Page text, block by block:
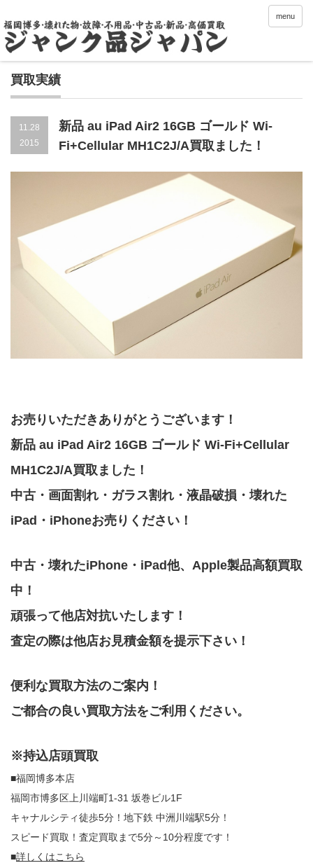
menu
買取実績
11.28
2015
新品 au iPad Air2 16GB ゴールド Wi-
Fi+Cellular MH1C2J/A買取ました！
お売りいただきありがとうございます！
新品 au iPad Air2 16GB ゴールド Wi-Fi+Cellular
MH1C2J/A買取ました！
中古・画面割れ・ガラス割れ・液晶破損・壊れた
iPad・iPhoneお売りください！
中古・壊れたiPhone・iPad他、Apple製品高額買取
中！
頑張って他店対抗いたします！
査定の際は他店お見積金額を提示下さい！
便利な買取方法のご案内！
ご都合の良い買取方法をご利用ください。
※持込店頭買取
■福岡博多本店
福岡市博多区上川端町1-31 坂巻ビル1F
キャナルシティ徒歩5分！地下鉄 中洲川端駅5分！
スピード買取！査定買取まで5分～10分程度です！
■詳しくはこちら